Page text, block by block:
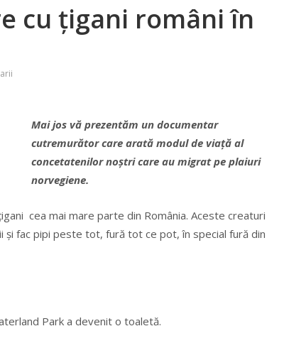
cu țigani români în
Mai jos vă prezentăm un documentar
cutremurător care arată modul de viață al
concetatenilor noștri care au migrat pe plaiuri
norvegiene.
cea mai mare parte din România. Aceste creaturi
fac pipi peste tot, fură tot ce pot, în special fură din
Park a devenit o toaletă.